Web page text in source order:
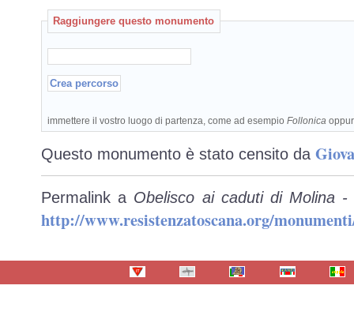
Raggiungere questo monumento
immettere il vostro luogo di partenza, come ad esempio Follonica
Questo monumento è stato censito da
Permalink a Obelisco ai caduti di Molina
http://www.resistenzatoscana.org/